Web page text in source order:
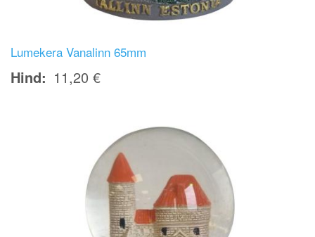
Lumekera Vanalinn 65mm
Hind 11,20 €